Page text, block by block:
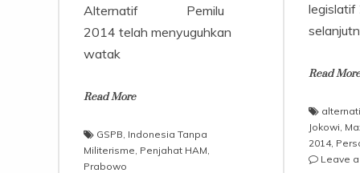
Alternatif Pemilu
2014 telah menyuguhkan
watak
Read More
GSPB, Indonesia Tanpa
Militerisme, Penjahat HAM,
Prabowo
Read More
Jokowi,
2014,
Leave